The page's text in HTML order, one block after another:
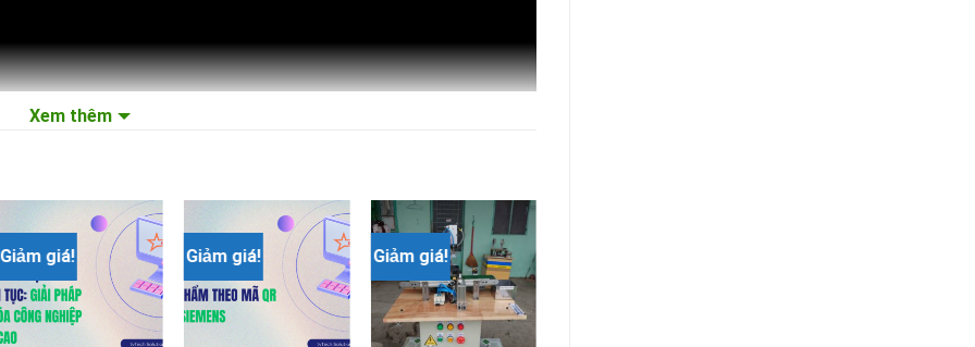
Xem thêm
Giảm giá! Giảm giá! Giảm giá!